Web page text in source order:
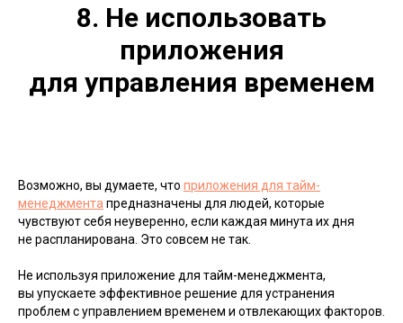
8. Не использовать
приложения
для управления временем
Возможно, вы думаете, что приложения для тайм-
менеджмента предназначены для людей, которые
чувствуют себя неуверенно, если каждая минута их дня
не распланирована. Это совсем не так.
Не используя приложение для тайм-менеджмента,
вы упускаете эффективное решение для устранения
проблем с управлением временем и отвлекающих факторов.